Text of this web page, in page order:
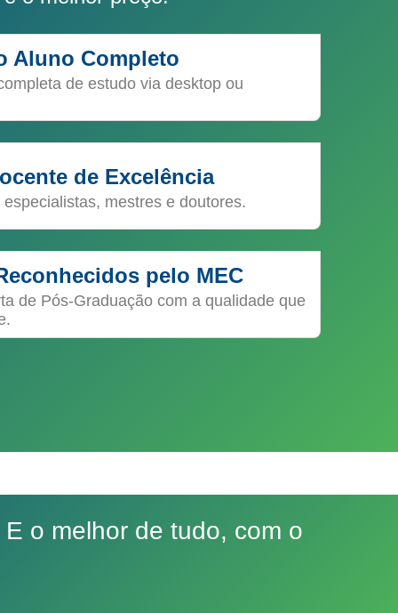
Aluno Completo
de estudo via desktop ou
de Excelência
mestres e doutores.
pelo MEC
de Pós-Graduação com a qualidade que
o melhor de tudo, com o